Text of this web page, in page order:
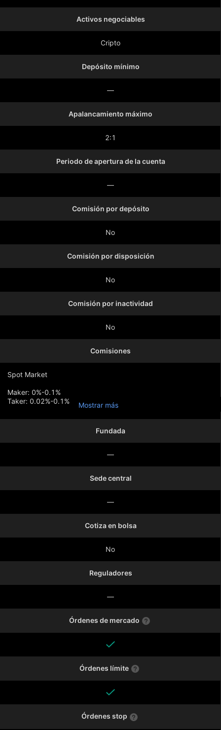
Activos negociables
Cripto
Depósito mínimo
—
Apalancamiento máximo
2:1
Periodo de apertura de la cuenta
—
Comisión por depósito
No
Comisión por disposición
No
Comisión por inactividad
No
Comisiones
Spot Market
Maker: 0%-0.1%
Taker: 0.02%-0.1%
Futures Market
Taker: 0.016%-0.05%
Mostrar más
Fundada
—
Sede central
—
Cotiza en bolsa
No
Reguladores
—
Órdenes de mercado
Órdenes límite
Órdenes stop